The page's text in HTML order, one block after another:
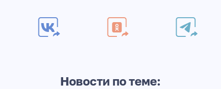
Новости по теме: